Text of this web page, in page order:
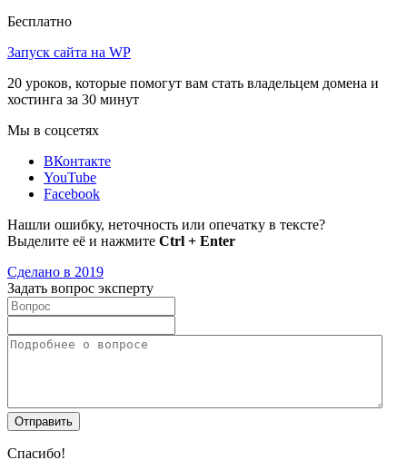
Бесплатно
Запуск сайта на WP
20 уроков, которые помогут вам стать владельцем домена и
хостинга за 30 минут
Мы в соцсетях
ВКонтакте
YouTube
Facebook
Нашли ошибку, неточность или опечатку в тексте?
Выделите её и нажмите Ctrl + Enter
Сделано в 2019
Задать вопрос эксперту
Спасибо!